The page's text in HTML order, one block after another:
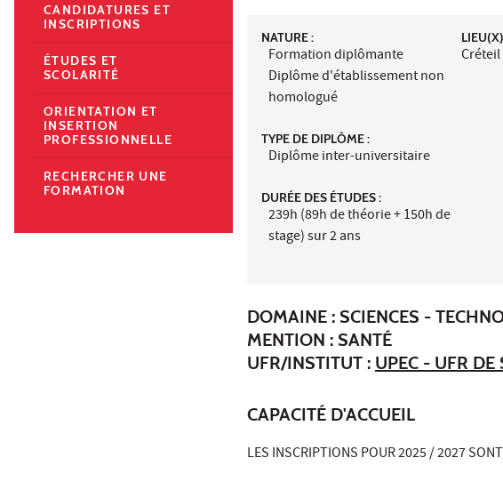
NATURE :
Formation diplômante
Diplôme d'établissement non
homologué
TYPE DE DIPLÔME :
Diplôme inter-universitaire
DURÉE DES ÉTUDES :
239h (89h de théorie + 150h de
stage) sur 2 ans
DOMAINE : SCIENCES -
MENTION : SANTÉ
UFR/INSTITUT : UPEC - UFR DE
CAPACITÉ D'ACCUEIL
LES INSCRIPTIONS POUR 2025 / 2027
CANDIDATURES ET
INSCRIPTIONS
ÉTUDES ET
SCOLARITÉ
ORIENTATION ET
INSERTION
PROFESSIONNELLE
RECHERCHER UNE
FORMATION